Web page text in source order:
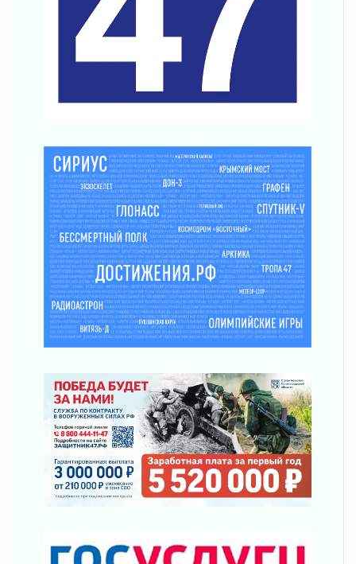
Награды нашли строителей
03 августа 2026
Ленобласть повышает производительность
труда в ЖКХ
Поддержка волонтерских объединений
часа
03 августа 2026
Музеи Ленобласти обновляют пространства
03 августа 2026
Новая площадка: 2027
03 августа 2026
Часть медиков в Ленобласти сможет
рассчитывать на доплату от региона
03 августа 2026
За сутки в Ленинградской области
ликвидировали 10 пожаров
Клюква наливается, но в корзинку пока не
просится
03 августа 2026
Строительные компании Ленобласти
подняли зарплаты почти на 40% за год
03 августа 2026
Шесть новых жизней в честь дня рождения
Ленинградской области
Уроки безопасности для детей и взрослых
03 августа 2026